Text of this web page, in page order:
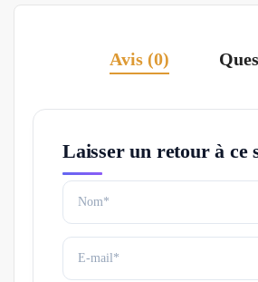
Avis (0)
Laisser un retour à ce